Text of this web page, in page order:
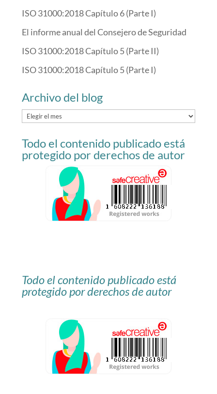
ISO 31000:2018 Capítulo 6 (Parte I)
El informe anual del Consejero de Seguridad
ISO 31000:2018 Capítulo 5 (Parte II)
ISO 31000:2018 Capítulo 5 (Parte I)
Archivo del blog
Archivo
blog
Todo el contenido publicado está
protegido por derechos de autor
Todo el contenido publicado está
protegido por derechos de autor